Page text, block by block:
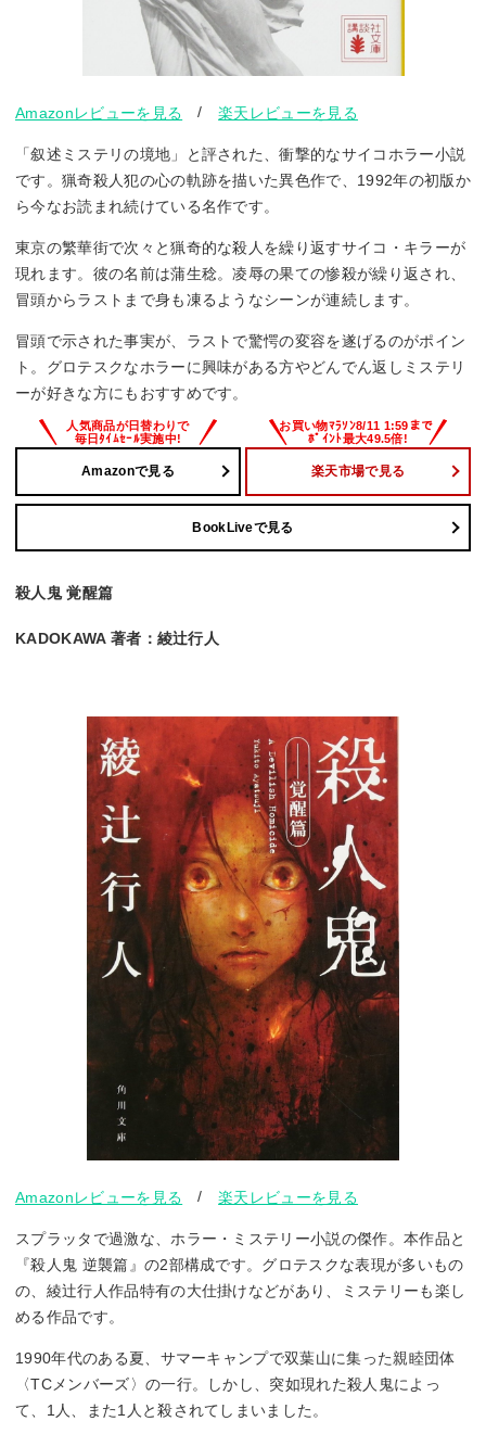
Amazonレビューを見る /楽天レビューを見る
「叙述ミステリの境地」と評された、衝撃的なサイコホラー小説
です。猟奇殺人犯の心の軌跡を描いた異色作で、1992年の初版か
ら今なお読まれ続けている名作です。
東京の繁華街で次々と猟奇的な殺人を繰り返すサイコ・キラーが
現れます。彼の名前は蒲生稔。凌辱の果ての惨殺が繰り返され、
冒頭からラストまで身も凍るようなシーンが連続します。
冒頭で示された事実が、ラストで驚愕の変容を遂げるのがポイン
ト。グロテスクなホラーに興味がある方やどんでん返しミステリ
ーが好きな方にもおすすめです。
Amazonで見る 楽天市場で見る
BookLiveで見る
殺人鬼 覚醒篇
KADOKAWA 著者：綾辻行人
Amazonレビューを見る /楽天レビューを見る
スプラッタで過激な、ホラー・ミステリー小説の傑作。本作品と
『殺人鬼 逆襲篇』の2部構成です。グロテスクな表現が多いもの
の、綾辻行人作品特有の大仕掛けなどがあり、ミステリーも楽し
める作品です。
1990年代のある夏、サマーキャンプで双葉山に集った親睦団体
〈TCメンバーズ〉の一行。しかし、突如現れた殺人鬼によっ
て、1人、また1人と殺されてしまいました。